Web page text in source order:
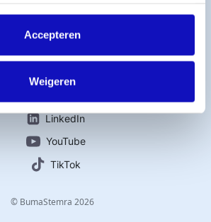
Accepteren
Weigeren
Werken bij BumaStemra
Contact
Connect with us
LinkedIn
YouTube
TikTok
© BumaStemra 2026